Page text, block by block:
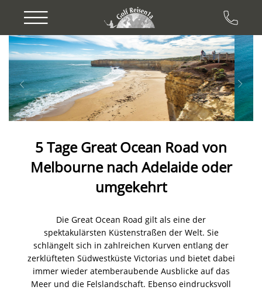
Previous Next
5 Tage Great Ocean Road von
Melbourne nach Adelaide oder
umgekehrt
Die Great Ocean Road gilt als eine der
spektakulärsten Küstenstraßen der Welt. Sie
schlängelt sich in zahlreichen Kurven entlang der
zerklüfteten Südwestküste Victorias und bietet dabei
immer wieder atemberaubende Ausblicke auf das
Meer und die Felslandschaft. Ebenso eindrucksvoll